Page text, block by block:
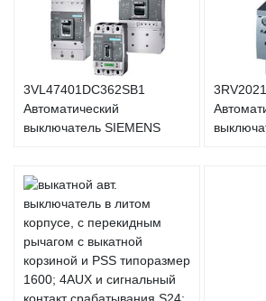
3VL47401DC362SB1
Автоматический
выключатель SIEMENS